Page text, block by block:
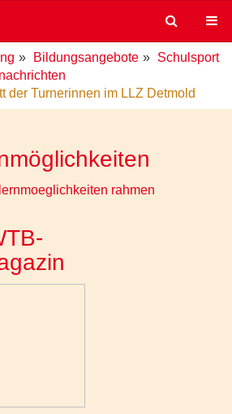
Bildungsangebote
Schulsport
der Turnerinnen im LLZ Detmold